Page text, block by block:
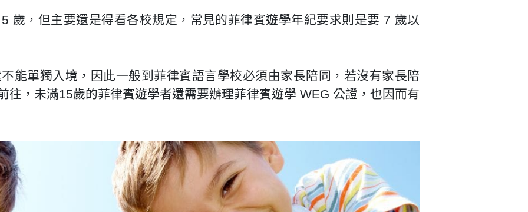
歲，但主要還是得看各校規定，常見的菲律賓遊學年紀要求則是要 7 歲以
能單獨入境，因此一般到菲律賓語言學校必須由家長陪同，若沒有家長陪
往，未滿15歲的菲律賓遊學者還需要辦理菲律賓遊學 WEG 公證，也因而有